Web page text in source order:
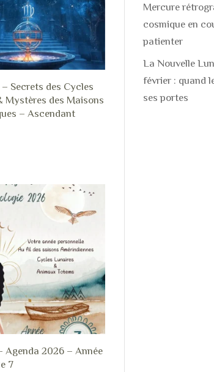
Secrets des Cycles
Mystères des Maisons
– Ascendant
Agenda 2026 – Année
7
Mercure
cosmique en
patienter
La Nouvelle
février : quand
ses portes